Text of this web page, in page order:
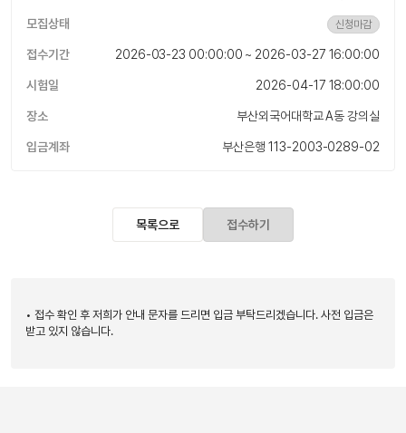
모집상태 신청마감
접수기간 2026-03-23 00:00:00 ~ 2026-03-27 16:00:00
시험일 2026-04-17 18:00:00
장소 부산외국어대학교 A동 강의실
입금계좌 부산은행 113-2003-0289-02
목록으로 접수하기
• 접수 확인 후 저희가 안내 문자를 드리면 입금 부탁드리겠습니다. 사전 입금은
받고 있지 않습니다.